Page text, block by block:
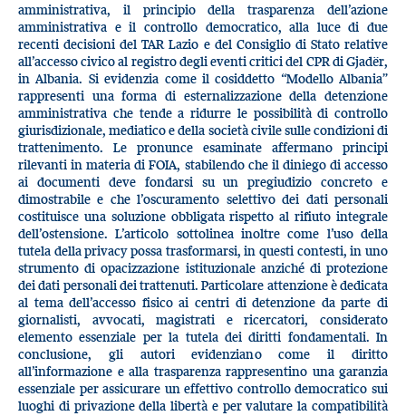
amministrativa, il principio della trasparenza dell’azione
amministrativa e il controllo democratico, alla luce di due
recenti decisioni del TAR Lazio e del Consiglio di Stato relative
all’accesso civico al registro degli eventi critici del CPR di Gjadër,
in Albania. Si evidenzia come il cosiddetto “Modello Albania”
rappresenti una forma di esternalizzazione della detenzione
amministrativa che tende a ridurre le possibilità di controllo
giurisdizionale, mediatico e della società civile sulle condizioni di
trattenimento. Le pronunce esaminate affermano principi
rilevanti in materia di FOIA, stabilendo che il diniego di accesso
ai documenti deve fondarsi su un pregiudizio concreto e
dimostrabile e che l’oscuramento selettivo dei dati personali
costituisce una soluzione obbligata rispetto al rifiuto integrale
dell’ostensione. L’articolo sottolinea inoltre come l’uso della
tutela della privacy possa trasformarsi, in questi contesti, in uno
strumento di opacizzazione istituzionale anziché di protezione
dei dati personali dei trattenuti. Particolare attenzione è dedicata
al tema dell’accesso fisico ai centri di detenzione da parte di
giornalisti, avvocati, magistrati e ricercatori, considerato
elemento essenziale per la tutela dei diritti fondamentali. In
conclusione, gli autori evidenziano come il diritto
all’informazione e alla trasparenza rappresentino una garanzia
essenziale per assicurare un effettivo controllo democratico sui
luoghi di privazione della libertà e per valutare la compatibilità